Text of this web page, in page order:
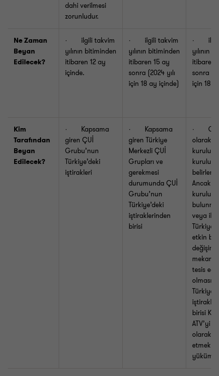
dahi verilmesi
zorunludur.
Ne Zaman
Beyan
Edilecek?
· ilgili takvim
yılının bitiminden
itibaren 12 ay
içinde.
· ilgili takvim
yılının bitiminden
itibaren 15 ay
sonra (2024 yılı
için 18 ay içinde)
· ilgili
yılının
itibaren
sonra
için 18
Kim
Tarafından
Beyan
Edilecek?
· Kapsama
giren ÇUİ
Grubu’nun
Türkiye’deki
iştirakleri
· Kapsama
giren Türkiye
Merkezli ÇUİ
Grupları ve
gerekmesi
durumunda ÇUİ
Grubu’nun
Türkiye’deki
iştiraklerinden
birisi
·
olarak
kuruluş,
kuruluş
Ancak
kuruluş
veya
Türkiye
etkin
değişim
tesis
olması
birisi
ATV’yi
olarak
etmekle